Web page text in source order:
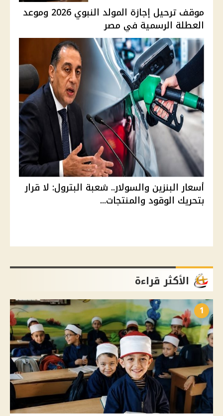
موقف ترحيل إجازة المولد النبوي 2026 وموعد
العطلة الرسمية في مصر
أسعار البنزين والسولار.. شعبة البترول: لا قرار
بتحريك الوقود والمنتجات...
الأكثر قراءة
1